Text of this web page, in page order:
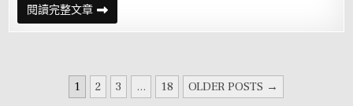
閱讀完整文章沒
照
顧
能
分
房
1 2 3 ... 18 OLDER POSTS →